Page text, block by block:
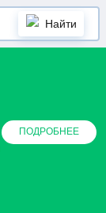
Найти
ПОДРОБНЕЕ